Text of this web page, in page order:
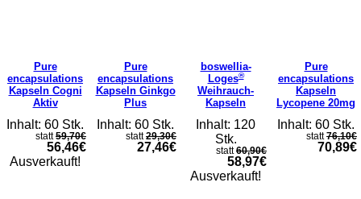
Pure
encapsulations
Kapseln Cogni
Aktiv
Inhalt: 60 Stk.
statt59,70€
56,46€
Ausverkauft!
Pure
encapsulations
Kapseln Ginkgo
Plus
Inhalt: 60 Stk.
statt29,30€
27,46€
boswellia-
Loges®
Weihrauch-
Kapseln
Inhalt: 120
Stk.
statt60,90€
58,97€
Ausverkauft!
Pure
encapsulations
Kapseln
Lycopene 20mg
Inhalt: 60 Stk.
statt76,10€
70,89€